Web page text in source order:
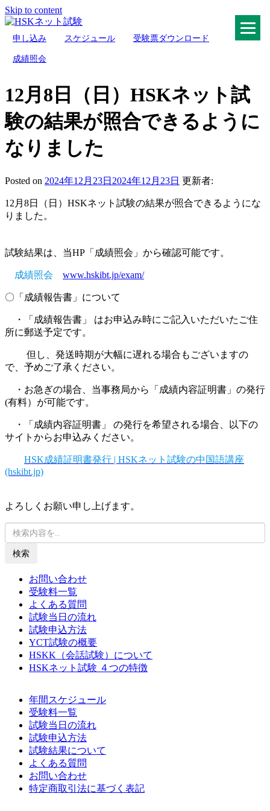
Skip to content
HSKネット試験
申し込み スケジュール 受験票ダウンロード
成績照会
12月8日（日）HSKネット試
験の結果が照合できるように
なりました
Posted on 2024年12月23日 2024年12月23日 更新者:
12月8日（日）HSKネット試験の結果が照合できるようにな
りました。
試験結果は、当HP「成績照会」から確認可能です。
成績照会 www.hskibt.jp/exam/
〇「成績報告書」について
・「成績報告書」 はお申込み時にご記入いただいたご住
所に郵送予定です。
但し、発送時期が大幅に遅れる場合もございますの
で、予めご了承ください。
・お急ぎの場合、当事務局から「成績内容証明書」の発行
(有料）が可能です。
・「成績内容証明書」 の発行を希望される場合、以下の
サイトからお申込みください。
HSK成績証明書発行 | HSKネット試験の中国語講座
(hskibt.jp)
よろしくお願い申し上げます。
検索
お問い合わせ
受験料一覧
よくある質問
試験当日の流れ
試験申込方法
YCT試験の概要
HSKK（会話試験）について
HSKネット試験 ４つの特徴
年間スケジュール
受験料一覧
試験当日の流れ
試験申込方法
試験結果について
よくある質問
お問い合わせ
特定商取引法に基づく表記